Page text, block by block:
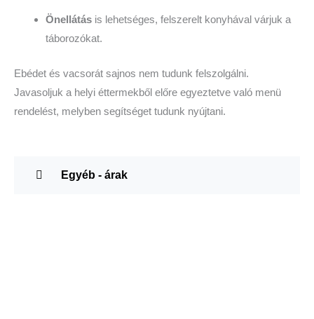
Önellátás is lehetséges, felszerelt konyhával várjuk a
táborozókat.
Ebédet és vacsorát sajnos nem tudunk felszolgálni.
Javasoljuk a helyi éttermekből előre egyeztetve való menü
rendelést, melyben segítséget tudunk nyújtani.
Egyéb - árak